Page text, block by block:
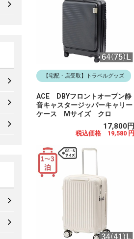
【宅配・店受取】トラベルグッズ
ACE DBYフロントオープン静
音キャスタージッパーキャリー
ケース Mサイズ クロ
17,800円
税込価格 19,580 円